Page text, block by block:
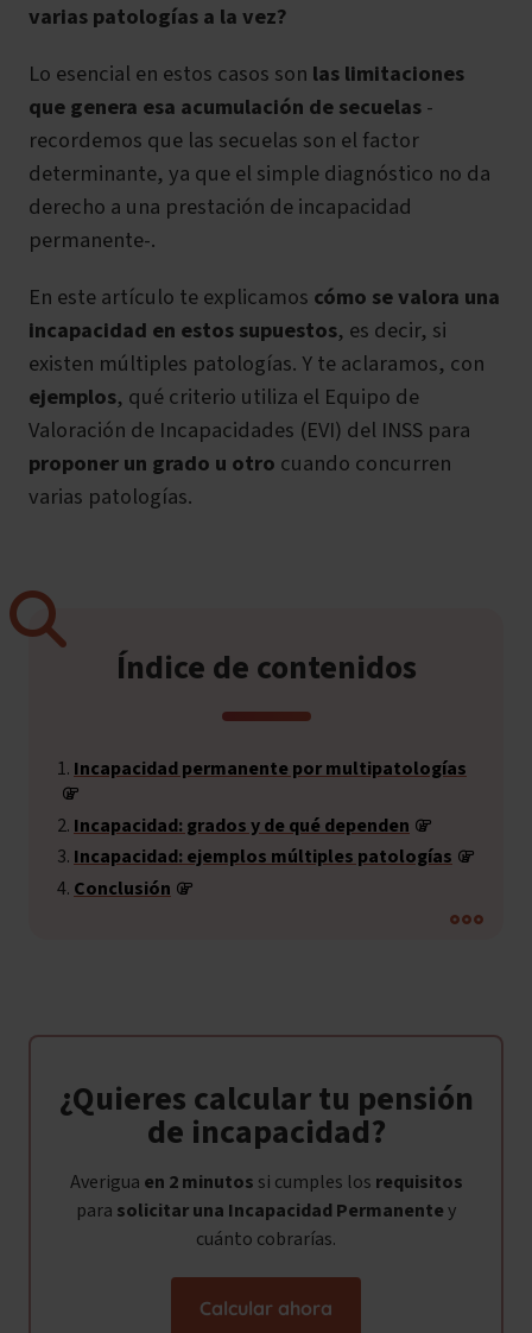
varias patologías a la vez?
Lo esencial en estos casos son las limitaciones
que genera esa acumulación de secuelas-
recordemos que las secuelas son el factor
determinante, ya que el simple diagnóstico no da
derecho a una prestación de incapacidad
permanente-.
En este artículo te explicamos cómo se valora una
incapacidad en estos supuestos, es decir, si
existen múltiples patologías. Y te aclaramos, con
ejemplos, qué criterio utiliza el Equipo de
Valoración de Incapacidades (EVI) del INSS para
proponer un grado u otro cuando concurren
varias patologías.
Índice de contenidos
Incapacidad permanente por multipatologías
Incapacidad: grados y de qué dependen
Incapacidad: ejemplos múltiples patologías
Conclusión
¿Quieres calcular tu pensión
de incapacidad?
Averigua en 2 minutos si cumples los requisitos
para solicitar una Incapacidad Permanentey
cuánto cobrarías.
Calcular ahora